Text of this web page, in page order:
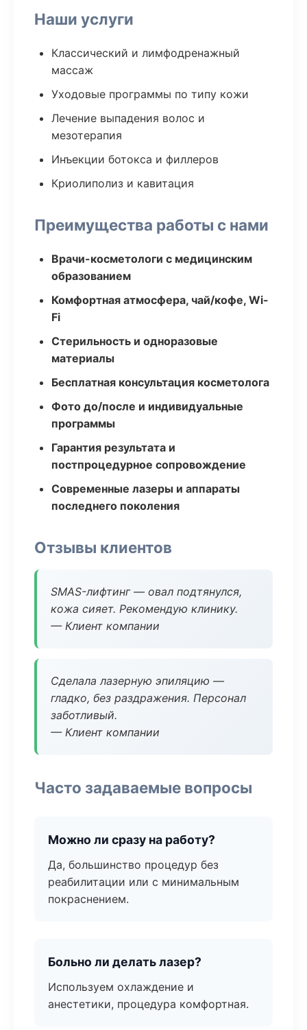
Наши услуги
Классический и лимфодренажный
массаж
Уходовые программы по типу кожи
Лечение выпадения волос и
мезотерапия
Инъекции ботокса и филлеров
Криолиполиз и кавитация
Преимущества работы с нами
Врачи-косметологи с медицинским
образованием
Комфортная атмосфера, чай/кофе, Wi-
Fi
Стерильность и одноразовые
материалы
Бесплатная консультация косметолога
Фото до/после и индивидуальные
программы
Гарантия результата и
постпроцедурное сопровождение
Современные лазеры и аппараты
последнего поколения
Отзывы клиентов
SMAS-лифтинг — овал подтянулся,
кожа сияет. Рекомендую клинику.
— Клиент компании
Сделала лазерную эпиляцию —
гладко, без раздражения. Персонал
заботливый.
— Клиент компании
Часто задаваемые вопросы
Можно ли сразу на работу?
Да, большинство процедур без
реабилитации или с минимальным
покраснением.
Больно ли делать лазер?
Используем охлаждение и
анестетики, процедура комфортная.